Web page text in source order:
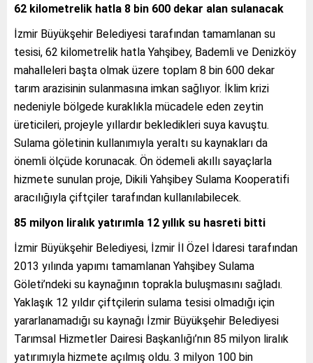
62 kilometrelik hatla 8 bin 600 dekar alan sulanacak
İzmir Büyükşehir Belediyesi tarafından tamamlanan su
tesisi, 62 kilometrelik hatla Yahşibey, Bademli ve Denizköy
mahalleleri başta olmak üzere toplam 8 bin 600 dekar
tarım arazisinin sulanmasına imkan sağlıyor. İklim krizi
nedeniyle bölgede kuraklıkla mücadele eden zeytin
üreticileri, projeyle yıllardır bekledikleri suya kavuştu.
Sulama göletinin kullanımıyla yeraltı su kaynakları da
önemli ölçüde korunacak. Ön ödemeli akıllı sayaçlarla
hizmete sunulan proje, Dikili Yahşibey Sulama Kooperatifi
aracılığıyla çiftçiler tarafından kullanılabilecek.
85 milyon liralık yatırımla 12 yıllık su hasreti bitti
İzmir Büyükşehir Belediyesi, İzmir İl Özel İdaresi tarafından
2013 yılında yapımı tamamlanan Yahşibey Sulama
Göleti’ndeki su kaynağının toprakla buluşmasını sağladı.
Yaklaşık 12 yıldır çiftçilerin sulama tesisi olmadığı için
yararlanamadığı su kaynağı İzmir Büyükşehir Belediyesi
Tarımsal Hizmetler Dairesi Başkanlığı’nın 85 milyon liralık
yatırımıyla hizmete açılmış oldu. 3 milyon 100 bin